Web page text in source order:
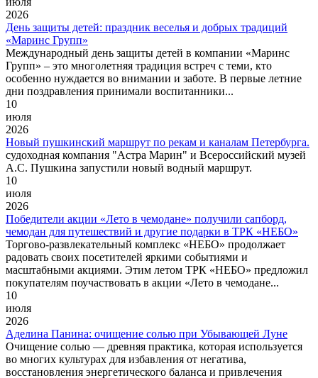
2026
День защиты детей: праздник веселья и добрых традиций
«Маринс Групп»
Международный день защиты детей в компании «Маринс
Групп» – это многолетняя традиция встреч с теми, кто
особенно нуждается во внимании и заботе. В первые летние
дни поздравления принимали воспитанники...
10
июля
2026
Новый пушкинский маршрут по рекам и каналам Петербурга.
судоходная компания "Астра Марин" и Всероссийский музей
А.С. Пушкина запустили новый водный маршрут.
10
июля
2026
Победители акции «Лето в чемодане» получили сапборд,
чемодан для путешествий и другие подарки в ТРК «НЕБО»
Торгово-развлекательный комплекс «НЕБО» продолжает
радовать своих посетителей яркими событиями и
масштабными акциями. Этим летом ТРК «НЕБО» предложил
покупателям поучаствовать в акции «Лето в чемодане...
10
июля
2026
Аделина Панина: очищение солью при Убывающей Луне
Очищение солью — древняя практика, которая используется
во многих культурах для избавления от негатива,
восстановления энергетического баланса и привлечения